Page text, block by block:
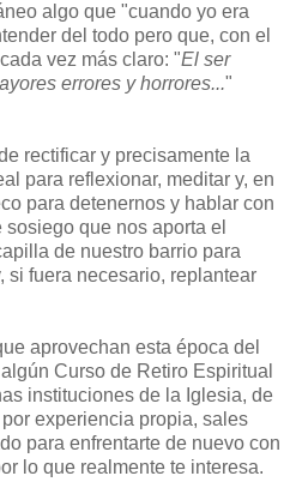
algo que "cuando yo era
del todo pero que, con el
vez más claro: "El ser
errores y horrores..."
rectificar y precisamente la
para reflexionar, meditar y, en
para detenernos y hablar con
que nos aporta el
de nuestro barrio para
si fuera necesario, replantear
aprovechan esta época del
Curso de Retiro Espiritual
instituciones de la Iglesia, de
experiencia propia, sales
para enfrentarte de nuevo con
lo que realmente te interesa.